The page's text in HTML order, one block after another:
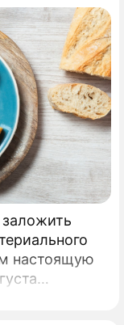
настоящую
матери